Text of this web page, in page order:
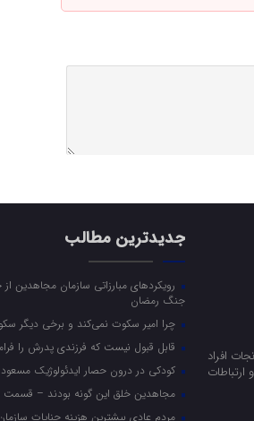
افراد
جدیدترین مطالب
رویکرد‌های مبارزاتی سازمان مجاهدین
جنگ رمضان
چرا امیر سکوت نمی‌کند و برخی دیگر
قابل قبول نیست که فرزندی پدرش را
کودکی در درون حصار ایدئولوژیک
مجاهدین خلق این گونه بودند – قسمت
مردم عادی بیشترین هزینه جنایات